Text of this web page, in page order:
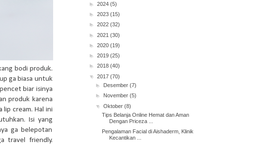
bodi produk.
ga biasa untuk
biar isinya
produk karena
cream. Hal ini
Isi yang
ga belepotan
travel friendly.
► 2024 (5)
► 2023 (15)
► 2022 (32)
► 2021 (30)
► 2020 (19)
► 2019 (25)
► 2018 (40)
▼ 2017 (70)
►
Desember (7)
►
November (5)
▼ Oktober (8)
Tips Belanja Online Hemat dan Aman
Dengan Priceza ...
Pengalaman Facial di Aishaderm, Klinik
Kecantikan ...